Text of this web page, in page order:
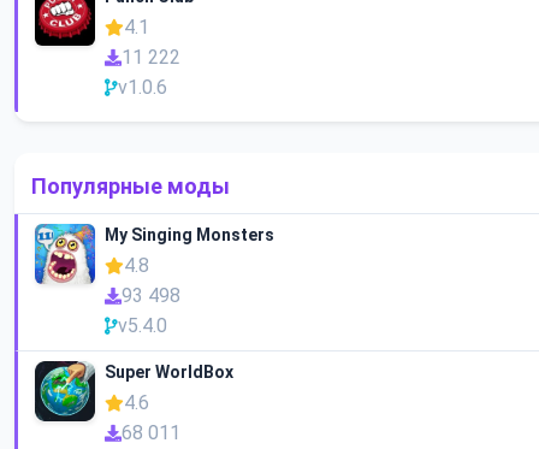
4.1
11 222
v1.0.6
Популярные моды
My Singing Monsters
4.8
93 498
v5.4.0
Super WorldBox
4.6
68 011